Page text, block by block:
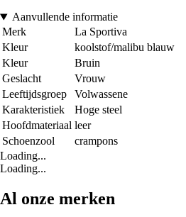
Aanvullende informatie
Merk
La Sportiva
Kleur
koolstof/malibu blauw
Kleur
Bruin
Geslacht
Vrouw
Leeftijdsgroep
Volwassene
Karakteristiek
Hoge steel
Hoofdmateriaal leer
Schoenzool
crampons
Loading...
Loading...
Al onze merken